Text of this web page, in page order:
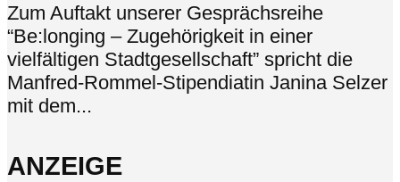
Zum Auftakt unserer Gesprächsreihe
“Be:longing – Zugehörigkeit in einer
vielfältigen Stadtgesellschaft” spricht die
Manfred-Rommel-Stipendiatin Janina Selzer
mit dem...
ANZEIGE